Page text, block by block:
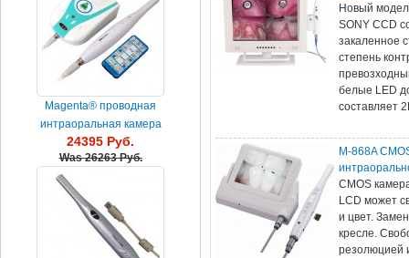
Новый
SONY CCD
закаленное
степень
белые LED
составляет
M-868A
CMOS
LCD может
и цвет.
кресле.
резолюцией
Magenta® проводная
интраоральная камера
MD750+MD370
24395 Руб.
Was26263 Руб.